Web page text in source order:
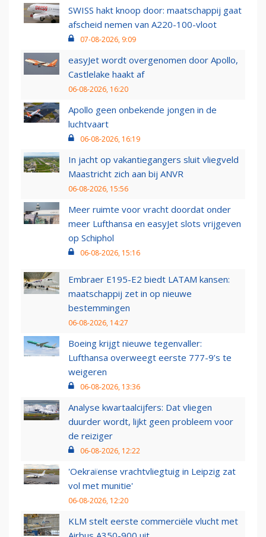
SWISS hakt knoop door: maatschappij gaat
afscheid nemen van A220-100-vloot
07-08-2026, 9:09
easyJet wordt overgenomen door Apollo,
Castlelake haakt af
06-08-2026, 16:20
Apollo geen onbekende jongen in de
luchtvaart
06-08-2026, 16:19
In jacht op vakantiegangers sluit vliegveld
Maastricht zich aan bij ANVR
06-08-2026, 15:56
Meer ruimte voor vracht doordat onder
meer Lufthansa en easyJet slots vrijgeven
op Schiphol
06-08-2026, 15:16
Embraer E195-E2 biedt LATAM kansen:
maatschappij zet in op nieuwe
bestemmingen
06-08-2026, 14:27
Boeing krijgt nieuwe tegenvaller:
Lufthansa overweegt eerste 777-9’s te
weigeren
06-08-2026, 13:36
Analyse kwartaalcijfers: Dat vliegen
duurder wordt, lijkt geen probleem voor
de reiziger
06-08-2026, 12:22
'Oekraïense vrachtvliegtuig in Leipzig zat
vol met munitie'
06-08-2026, 12:20
KLM stelt eerste commerciële vlucht met